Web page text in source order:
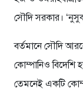
সৌদি সরকার।
বর্তমানে সৌদি
কোম্পানিও বিদেশি
তেমনেই একটি